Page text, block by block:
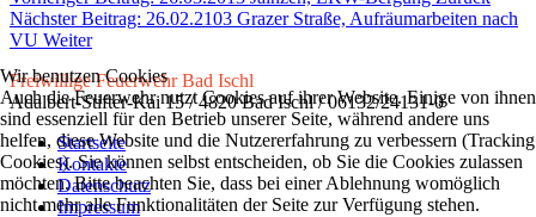
Nächster Beitrag: 26.02.2103 Grazer Straße, Aufräumarbeiten nach
VU Weiter
Freiwillige Feuerwehr Bad Ischl
Adalbert-Stifter-Kai 15 / 4820 Bad Ischl / 06132/24131-0
Startseite
Kontakte
Datenschutz
Impressum
Wir benutzen Cookies
Auch die Feuerwehr nutzt Cookies auf ihrer Website. Einige von ihnen
sind essenziell für den Betrieb unserer Seite, während andere uns
helfen, diese Website und die Nutzererfahrung zu verbessern (Tracking
Cookies). Sie können selbst entscheiden, ob Sie die Cookies zulassen
möchten. Bitte beachten Sie, dass bei einer Ablehnung womöglich
nicht mehr alle Funktionalitäten der Seite zur Verfügung stehen.